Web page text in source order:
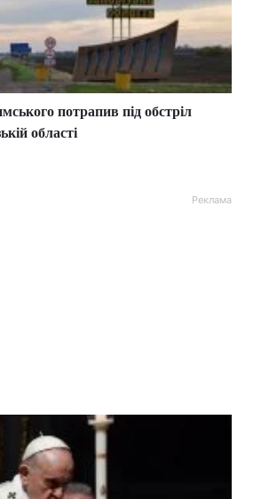
потрапив під обстріл
області
Реклама